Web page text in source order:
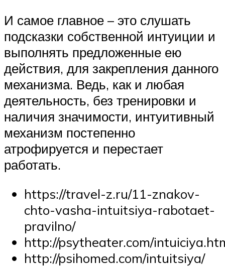
И самое главное – это слушать
подсказки собственной интуиции и
выполнять предложенные ею
действия, для закрепления данного
механизма. Ведь, как и любая
деятельность, без тренировки и
наличия значимости, интуитивный
механизм постепенно
атрофируется и перестает
работать.
https://travel-z.ru/11-znakov-
chto-vasha-intuitsiya-rabotaet-
pravilno/
http://psytheater.com/
http://psihomed.com/intuitsiya/